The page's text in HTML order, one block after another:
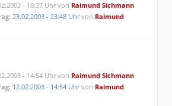
- 18:37 Uhr von Raimund Sichmann
23.02.2003 - 23:48 Uhrvon Raimund
- 14:54 Uhr von Raimund Sichmann
12.02.2003 - 14:54 Uhrvon Raimund